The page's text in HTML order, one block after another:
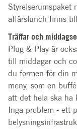
Styrelserumspaket
affärslunch finns
Träffar och
Plug & Play är
till middagar och
du formen för din
meny, som en
att det hela ska ha
Inga problem - ett